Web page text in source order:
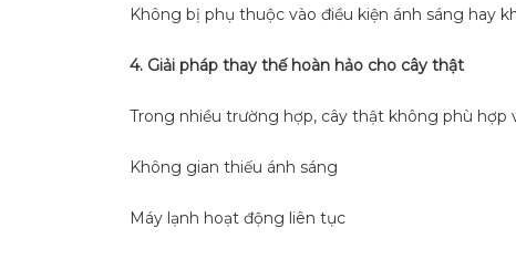
Không bị phụ thuộc vào điều kiện ánh sáng hay
4. Giải pháp thay thế hoàn hảo cho cây thật
Trong nhiều trường hợp, cây thật không phù hợp
Không gian thiếu ánh sáng
Máy lạnh hoạt động liên tục